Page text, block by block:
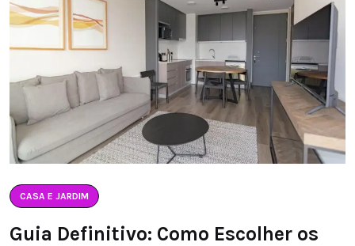
CASA E JARDIM
Guia Definitivo: Como Escolher os